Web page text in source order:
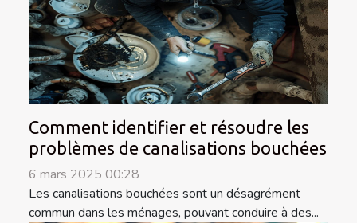
Comment identifier et résoudre les
problèmes de canalisations bouchées
6 mars 2025 00:28
Les canalisations bouchées sont un désagrément
commun dans les ménages, pouvant conduire à des...